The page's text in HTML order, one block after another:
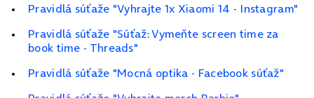
Pravidlá súťaže "Vyhrajte 1x Xiaomi 14 - Instagram"
Pravidlá súťaže "Súťaž: Vymeňte screen time za
book time - Threads"
Pravidlá súťaže "Mocná optika - Facebook súťaž"